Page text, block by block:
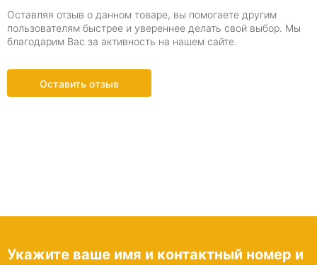
Оставляя отзыв о данном товаре, вы помогаете другим
пользователям быстрее и увереннее делать свой выбор. Мы
благодарим Вас за активность на нашем сайте.
Оставить отзыв
Укажите ваше имя и контактный номер и